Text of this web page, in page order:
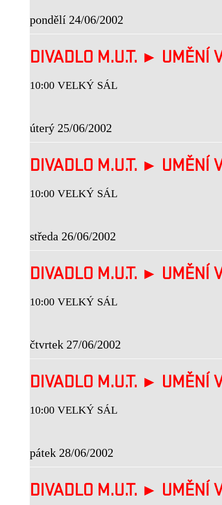
pondělí 24/06/2002
DIVADLO M.U.T. ►
10:00 VELKÝ SÁL
úterý 25/06/2002
DIVADLO M.U.T. ►
10:00 VELKÝ SÁL
středa 26/06/2002
DIVADLO M.U.T. ►
10:00 VELKÝ SÁL
čtvrtek 27/06/2002
DIVADLO M.U.T. ►
10:00 VELKÝ SÁL
pátek 28/06/2002
DIVADLO M.U.T. ►